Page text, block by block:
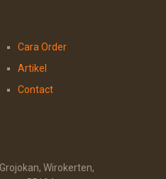
Cara Order
Artikel
Contact
Wirokerten,